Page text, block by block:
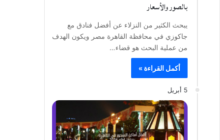
بالصور والأسعار
يبحث الكثير من النزلاء عن أفضل فنادق مع
جاكوزي في محافظة القاهرة مصر ويكون الهدف
من عملية البحث هو قضاء…
أكمل القراءة »
5 أبريل